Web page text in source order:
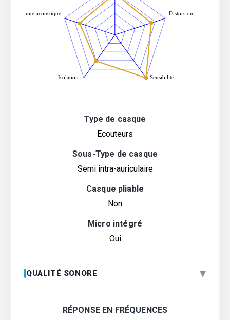
Type de casque
Ecouteurs
Sous-Type de casque
Semi intra-auriculaire
Casque pliable
Non
Micro intégré
Oui
QUALITÉ SONORE ▾
RÉPONSE EN FRÉQUENCES